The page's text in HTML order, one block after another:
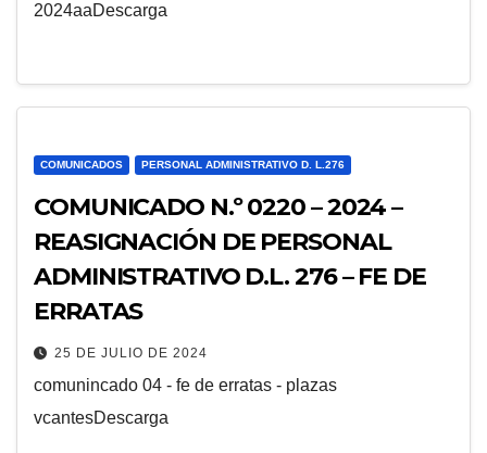
2024aaDescarga
COMUNICADOS PERSONAL ADMINISTRATIVO D. L.276
COMUNICADO N.º 0220 – 2024 –
REASIGNACIÓN DE PERSONAL
ADMINISTRATIVO D.L. 276 – FE DE
ERRATAS
25 DE JULIO DE 2024
comunincado 04 - fe de erratas - plazas
vcantesDescarga